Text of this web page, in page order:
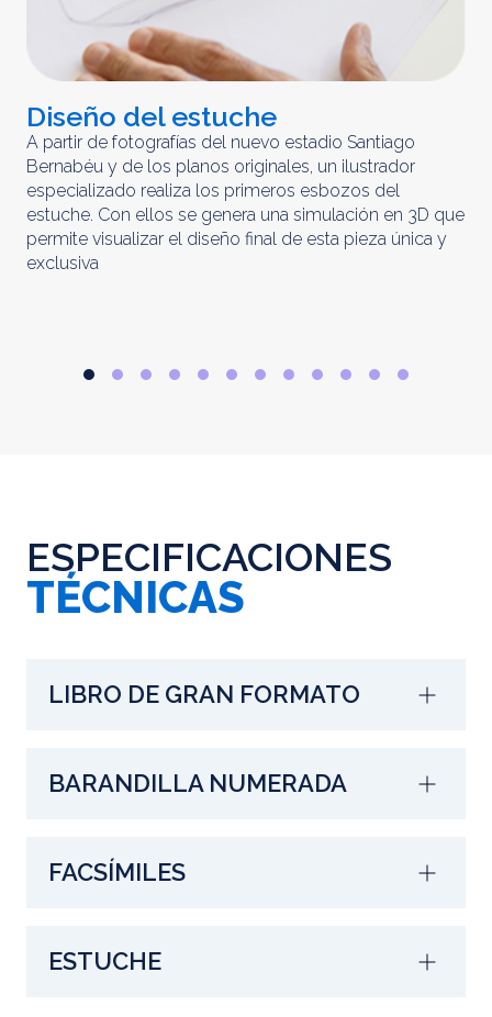
Diseño del estuche
A partir de fotografías del nuevo estadio Santiago
Bernabéu y de los planos originales, un ilustrador
especializado realiza los primeros esbozos del
estuche. Con ellos se genera una simulación en 3D que
permite visualizar el diseño final de esta pieza única y
exclusiva
ESPECIFICACIONES
TÉCNICAS
LIBRO DE GRAN FORMATO
BARANDILLA NUMERADA
FACSÍMILES
ESTUCHE